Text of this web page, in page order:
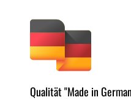
Qualität "Made in